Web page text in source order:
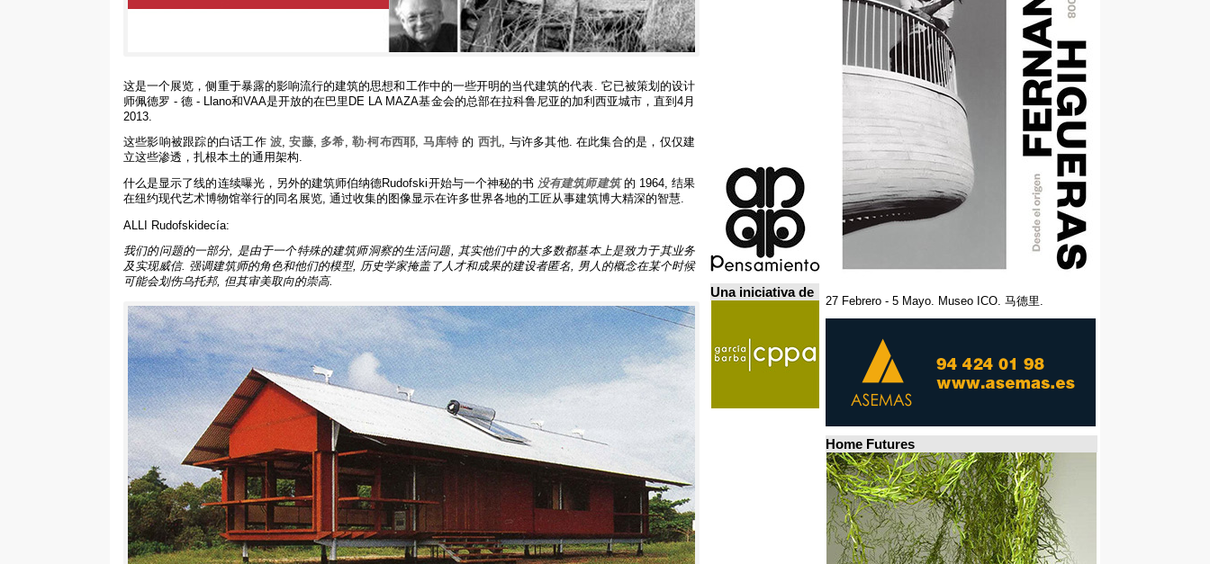
这是一个展览，侧重于暴露的影响流行的建筑的思想和工作中的一些开明的当代建筑的代表. 它已被策划的设计
师佩德罗 - 德 - Llano和VAA是开放的在巴里DE LA MAZA基金会的总部在拉科鲁尼亚的加利西亚城市，直到4月
2013.
这些影响被跟踪的白话工作 波 ,安藤, 多希 勒·柯布西耶 马库特 的 西扎 , 与许多其他. 在此集合的是，仅仅建
立这些渗透，扎根本土的通用架构.
什么是显示了线的连续曝光，另外的建筑师伯纳德Rudofski开始与一个神秘的书 没有建筑师建筑的 1964, 结果
在纽约现代艺术博物馆举行的同名展览, 通过收集的图像显示在许多世界各地的工匠从事建筑博大精深的智慧.
ALLI Rudofskidecía:
我们的问题的一部分, 是由于一个特殊的建筑师洞察的生活问题, 其实他们中的大多数都基本上是致力于其业务
及实现威信. 强调建筑师的角色和他们的模型, 历史学家掩盖了人才和成果的建设者匿名, 男人的概念在某个时候
可能会划伤乌托邦, 但其审美取向的崇高.
Una iniciativa de
27 Febrero - 5 Mayo. Museo ICO. 马德里.
Home Futures